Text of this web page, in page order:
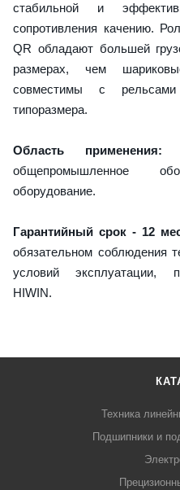
стабильной и
сопротивления качению.
QR обладают большей
размерах, чем
совместимы с
типоразмера.
Область применения:
общепромышленное
оборудование.
Гарантийный срок - 12
обязательном соблюдения
условий эксплуатации,
HIWIN.
Техника
Подшипники и